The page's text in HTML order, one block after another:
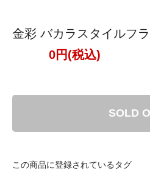
金彩 バカラスタイルフ
0円(税込)
SOLD
この商品に登録されているタグ